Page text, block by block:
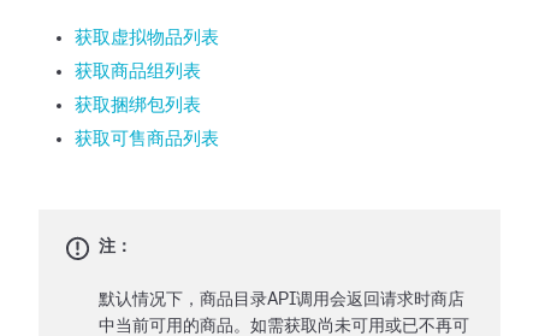
获取虚拟物品列表
获取商品组列表
获取捆绑包列表
获取可售商品列表
注：
默认情况下，商品目录API调用会返回请求时商店
中当前可用的商品。如需获取尚未可用或已不再可